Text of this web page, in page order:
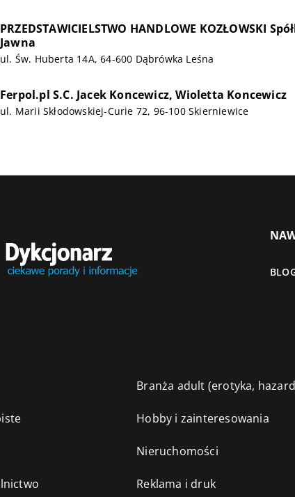
PRZEDSTAWICIELSTWO HANDLOWE KOZŁOWSKI
Jawna
ul. Św. Huberta 14A, 64-600 Dąbrówka Leśna
Ferpol.pl S.C. Jacek Koncewicz, Wioletta Koncewicz
ul. Marii Skłodowskiej-Curie 72, 96-100 Skierniewice
Branża adult (erotyka,
Hobby i zainteresowania
Nieruchomości
Reklama i druk